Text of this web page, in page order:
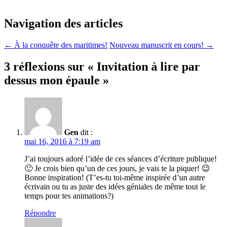
Navigation des articles
← À la conquête des maritimes! Nouveau manuscrit en cours! →
3 réflexions sur « Invitation à lire par
dessus mon épaule »
Gen dit :
mai 16, 2016 à 7:19 am
J’ai toujours adoré l’idée de ces séances d’écriture publique!
🙂 Je crois bien qu’un de ces jours, je vais te la piquer! 😉
Bonne inspiration! (T’es-tu toi-même inspirée d’un autre
écrivain ou tu as juste des idées géniales de même tout le
temps pour tes animations?)
Répondre